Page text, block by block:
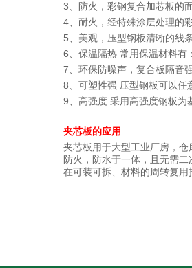
3、防火，彩钢复合加芯板的
4、耐火，经特殊涂层处理的
5、美观，压型钢板清晰的线
6、保温隔热 常用保温材料有
7、环保防噪声，复合板隔音
8、可塑性强 压型钢板可以任
9、高强度 采用高强度钢板为
夹芯板的应用
夹芯板用于大型工业厂房，
防火，防水于一体，且无需
在可装可拆、材料的周转复用